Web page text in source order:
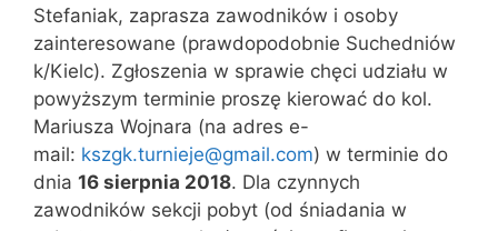
Stefaniak, zaprasza zawodników i osoby
zainteresowane (prawdopodobnie Suchedniów
k/Kielc). Zgłoszenia w sprawie chęci udziału w
powyższym terminie proszę kierować do kol.
Mariusza Wojnara (na adres e-
mail: kszgk.turnieje@gmail.com) w terminie do
dnia 16 sierpnia 2018. Dla czynnych
zawodników sekcji pobyt (od śniadania w